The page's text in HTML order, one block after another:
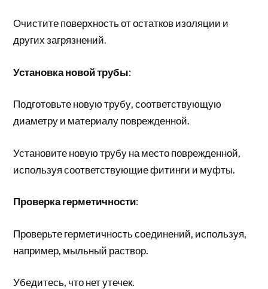
Очистите поверхность от остатков изоляции и
других загрязнений.
Установка новой трубы:
Подготовьте новую трубу, соответствующую
диаметру и материалу поврежденной.
Установите новую трубу на место поврежденной,
используя соответствующие фитинги и муфты.
Проверка герметичности:
Проверьте герметичность соединений, используя,
например, мыльный раствор.
Убедитесь, что нет утечек.